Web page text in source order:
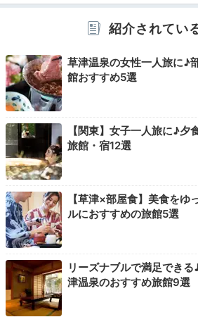
散策？宿でまったり？
地蔵の湯 夜
夕食後は、思い思いのひと時を。ラ
泉街でお散歩デートを楽しむもよし
る「地蔵の湯」をはじめとした共同
あえて出歩かず、部屋でおしゃべり
紹介されてい
草津温泉の女性一人旅に♪
館おすすめ5選
【関東】女子一人旅に♪
旅館・宿12選
【草津×部屋食】美食を
ルにおすすめの旅館5選
リーズナブルで満足でき
津温泉のおすすめ旅館9選